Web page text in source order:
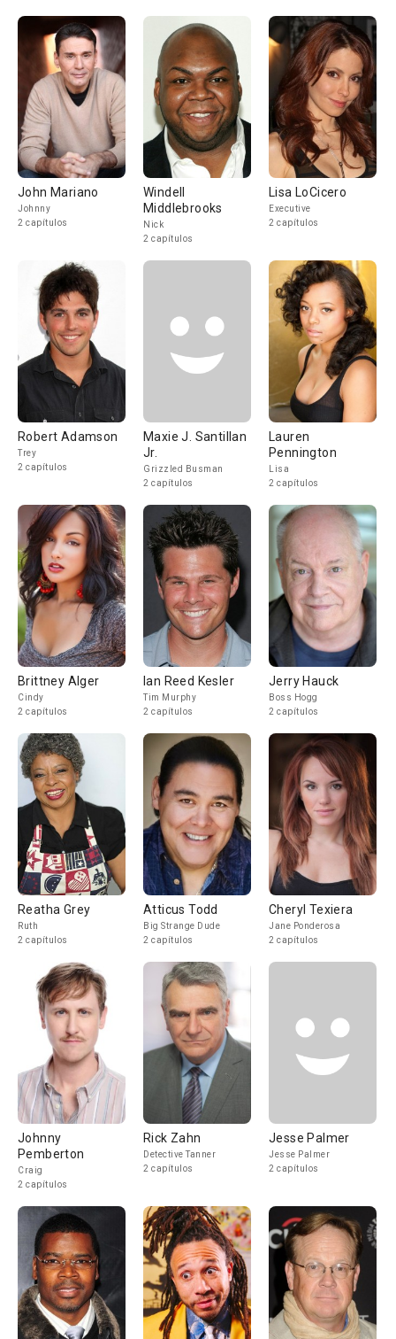
John Mariano
Johnny
2 capítulos
Windell
Middlebrooks
Nick
2 capítulos
Lisa LoCicero
Executive
2 capítulos
Robert Adamson
Trey
2 capítulos
Maxie J. Santillan
Jr.
Grizzled Busman
2 capítulos
Lauren
Pennington
Lisa
2 capítulos
Brittney Alger
Cindy
2 capítulos
Ian Reed Kesler
Tim Murphy
2 capítulos
Jerry Hauck
Boss Hogg
2 capítulos
Reatha Grey
Ruth
2 capítulos
Atticus Todd
Big Strange Dude
2 capítulos
Cheryl Texiera
Jane Ponderosa
2 capítulos
Johnny
Pemberton
Craig
2 capítulos
Rick Zahn
Detective Tanner
2 capítulos
Jesse Palmer
Jesse Palmer
2 capítulos